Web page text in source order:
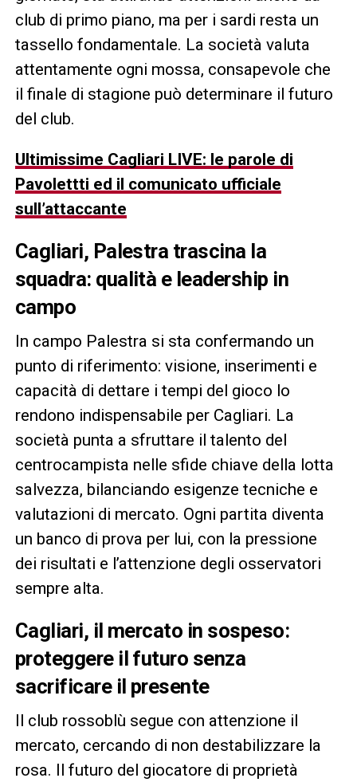
club di primo piano, ma per i sardi resta un
tassello fondamentale. La società valuta
attentamente ogni mossa, consapevole che
il finale di stagione può determinare il futuro
del club.
Ultimissime Cagliari LIVE: le parole di
Pavolettti ed il comunicato ufficiale
sull’attaccante
Cagliari, Palestra trascina la
squadra: qualità e leadership in
campo
In campo Palestra si sta confermando un
punto di riferimento: visione, inserimenti e
capacità di dettare i tempi del gioco lo
rendono indispensabile per Cagliari. La
società punta a sfruttare il talento del
centrocampista nelle sfide chiave della lotta
salvezza, bilanciando esigenze tecniche e
valutazioni di mercato. Ogni partita diventa
un banco di prova per lui, con la pressione
dei risultati e l’attenzione degli osservatori
sempre alta.
Cagliari, il mercato in sospeso:
proteggere il futuro senza
sacrificare il presente
Il club rossoblù segue con attenzione il
mercato, cercando di non destabilizzare la
rosa. Il futuro del giocatore di proprietà